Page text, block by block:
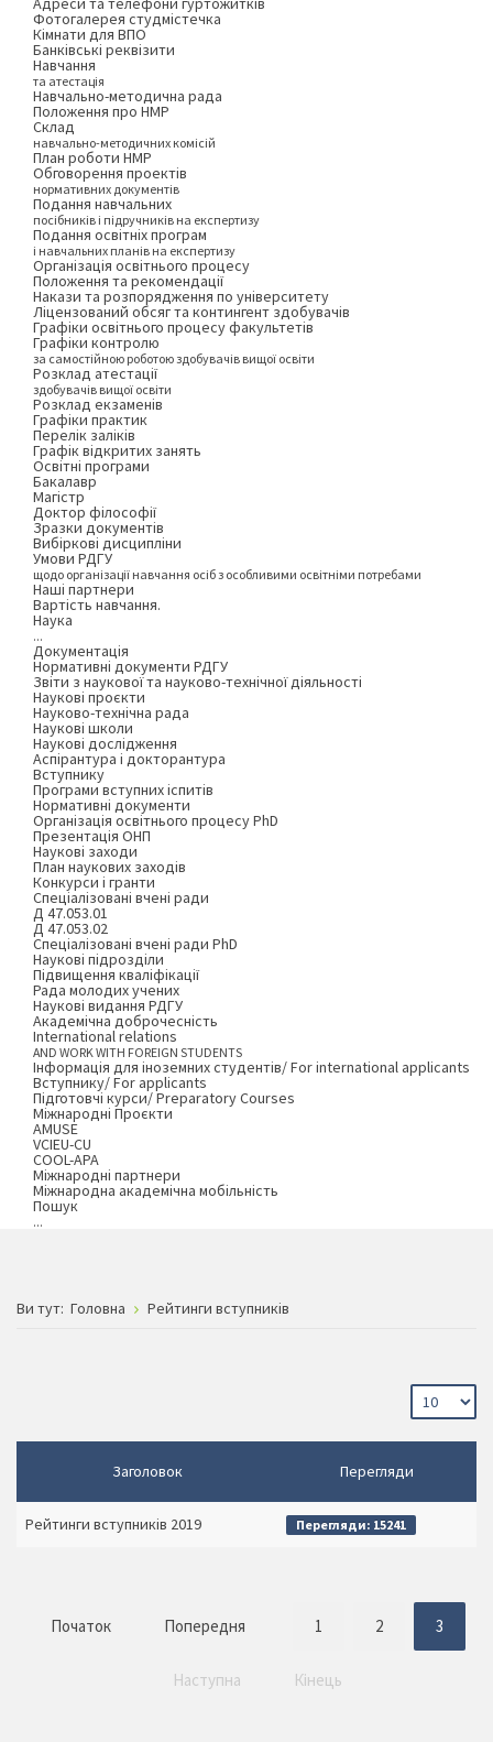
Фотогалерея студмістечка
Кімнати для ВПО
Банківські реквізити
Навчання
та атестація
Навчально-методична рада
Положення про НМР
Склад
навчально-методичних комісій
План роботи НМР
Обговорення проектів
нормативних документів
Подання навчальних
посібників і підручників на експертизу
Подання освітніх програм
і навчальних планів на експертизу
Організація освітнього процесу
Положення та рекомендації
Накази та розпорядження по університету
Ліцензований обсяг та контингент здобувачів
Графіки освітнього процесу факультетів
Графіки контролю
за самостійною роботою здобувачів вищої освіти
Розклад атестації
здобувачів вищої освіти
Розклад екзаменів
Графіки практик
Перелік заліків
Графік відкритих занять
Освітні програми
Бакалавр
Магістр
Доктор філософії
Зразки документів
Вибіркові дисципліни
Умови РДГУ
щодо організації навчання осіб з особливими освітніми потребами
Наші партнери
Вартість навчання.
Наука
...
Документація
Нормативні документи РДГУ
Звіти з наукової та науково-технічної діяльності
Наукові проєкти
Науково-технічна рада
Наукові школи
Наукові дослідження
Аспірантура і докторантура
Вступнику
Програми вступних іспитів
Нормативні документи
Організація освітнього процесу PhD
Презентація ОНП
Наукові заходи
План наукових заходів
Конкурси і гранти
Спеціалізовані вчені ради
Д 47.053.01
Д 47.053.02
Спеціалізовані вчені ради PhD
Наукові підрозділи
Підвищення кваліфікації
Рада молодих учених
Наукові видання РДГУ
Академічна доброчесність
International relations
AND WORK WITH FOREIGN STUDENTS
Інформація для іноземних студентів/ For international applicants
Вступнику/ For applicants
Підготовчі курси/ Preparatory Courses
Міжнародні Проєкти
AMUSE
VCIEU-CU
COOL-APA
Міжнародні партнери
Міжнародна академічна мобільність
Пошук
...
Ви тут: Головна Рейтинги вступників
Заголовок Перегляди
Рейтинги вступників 2019 Перегляди: 15241
Початок Попередня 1 2 3
Наступна Кінець